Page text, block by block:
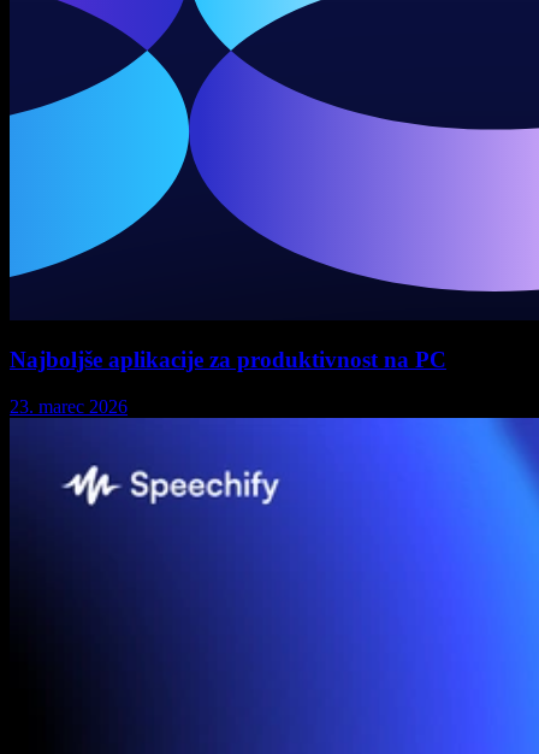
Najboljše aplikacije za produktivnost na PC
23. marec 2026